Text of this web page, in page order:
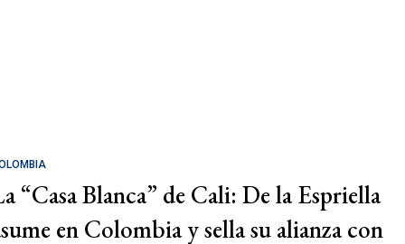
“Casa Blanca” de Cali: De la Espriella
en Colombia y sella su alianza con